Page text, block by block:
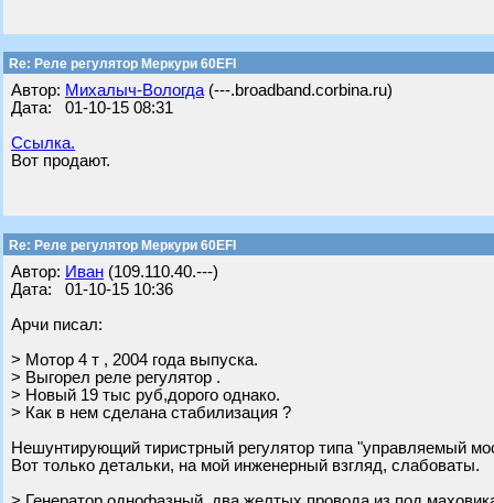
Re: Реле регулятор Меркури 60EFI
Автор: Михалыч-Вологда (---.broadband.corbina.ru)
Дата: 01-10-15 08:31
Ссылка.
Вот продают.
Re: Реле регулятор Меркури 60EFI
Автор: Иван (109.110.40.---)
Дата: 01-10-15 10:36
Арчи писал:
> Мотор 4 т , 2004 года выпуска.
> Выгорел реле регулятор .
> Новый 19 тыс руб,дорого однако.
> Как в нем сделана стабилизация ?
Нешунтирующий тиристрный регулятор типа "управляемый
Вот только детальки, на мой инженерный взгляд, слабоваты.